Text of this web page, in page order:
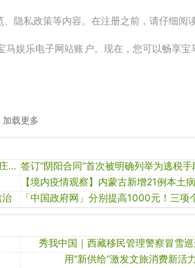
私政策等内容。在注册之前，请仔细阅
娱乐电子网站账户。现在，您可以畅享
加载更多
河北2月14日新增1例本地新冠确诊病例 在石家庄（附轨迹）
治
秀我中国｜西藏移民管理警察冒雪
用“新供给”激发文旅消费新活力